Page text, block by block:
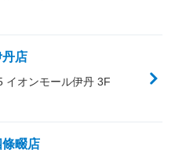
丹店
イオンモール伊丹 3F
畷店